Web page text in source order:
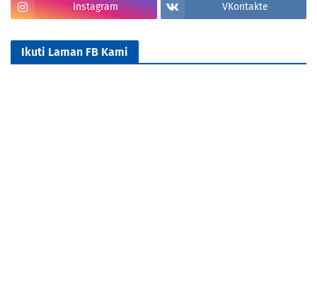
Instagram VKontakte
Ikuti Laman FB Kami